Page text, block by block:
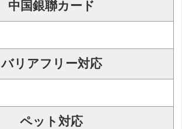
中国銀聯カード
バリアフリー対応
ペット対応